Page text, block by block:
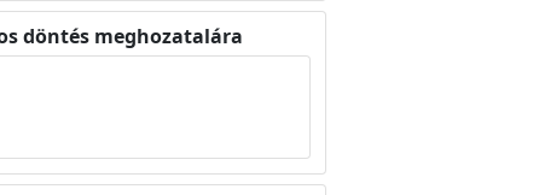
döntés meghozatalára